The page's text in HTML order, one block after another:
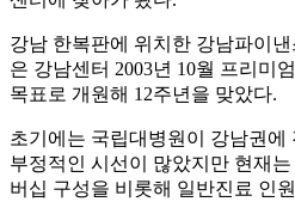
강남 한복판에 위치한 강남파이
은 강남센터 2003년 10월 프리미
목표로 개원해 12주년을 맞았다.
초기에는 국립대병원이 강남권에
부정적인 시선이 많았지만 현재
버십 구성을 비롯해 일반진료 인